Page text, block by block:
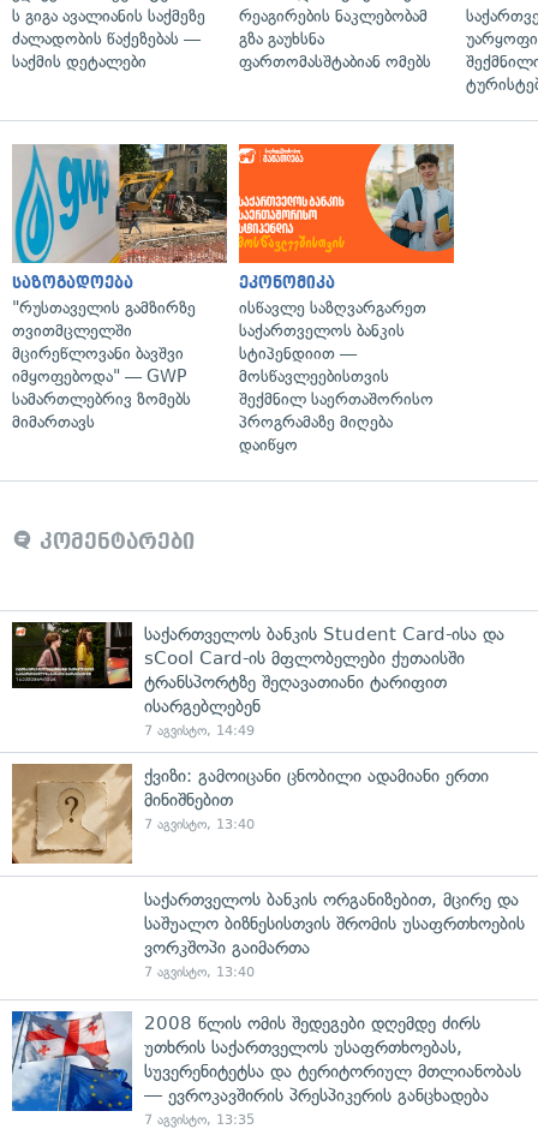
ს გიგა ავალიანის საქმეზე
ძალადობის წაქეზებას —
საქმის დეტალები
რეაგირების ნაკლებობამ
გზა გაუხსნა
ფართომასშტაბიან ომებს
საზოგადოება
"რუსთაველის გამზირზე
თვითმცლელში
მცირეწლოვანი ბავშვი
იმყოფებოდა" — GWP
სამართლებრივ ზომებს
მიმართავს
ეკონომიკა
ისწავლე საზღვარგარეთ
საქართველოს ბანკის
სტიპენდიით —
მოსწავლეებისთვის
შექმნილ საერთაშორისო
პროგრამაზე მიღება
დაიწყო
კომენტარები
საქართველოს ბანკის Student Card-ისა და
sCool Card-ის მფლობელები ქუთაისში
ტრანსპორტზე შეღავათიანი ტარიფით
ისარგებლებენ
7 აგვისტო, 14:49
ქვიზი: გამოიცანი ცნობილი ადამიანი ერთი
მინიშნებით
7 აგვისტო, 13:40
საქართველოს ბანკის ორგანიზებით, მცირე და
საშუალო ბიზნესისთვის შრომის უსაფრთხოების
ვორკშოპი გაიმართა
7 აგვისტო, 13:40
2008 წლის ომის შედეგები დღემდე ძირს
უთხრის საქართველოს უსაფრთხოებას,
სუვერენიტეტსა და ტერიტორიულ მთლიანობას
— ევროკავშირის პრესპიკერის განცხადება
7 აგვისტო, 13:35